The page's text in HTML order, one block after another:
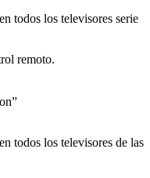
todos los televisores serie
remoto.
todos los televisores de las